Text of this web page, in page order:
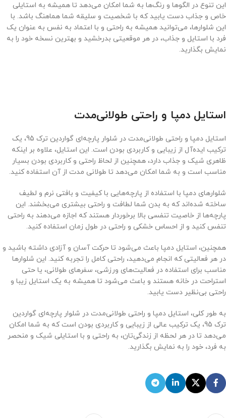
این تنوع در الگوها و رنگ‌ها به شما امکان می‌دهد تا همیشه به استایلی
خاص و جذاب دست یابید که با شخصیت و سلیقه شما هماهنگ باشد. با
این شلوارها، می‌توانید همیشه به راحتی و با اعتماد به نفس به عنوان یک
فرد با استایل و جذاب، در هر موقعیتی بدرخشید و بهترین نسخه خود را به
نمایش بگذارید.
استایل دمپا و راحتی طولانی‌مدت
استایل دمپا و راحتی طولانی‌مدت در شلوار پارچه‌ای گواردین ترک 95، یک
ترکیب ایده‌آل از زیبایی و کاربردی بودن است. این استایل، علاوه بر اینکه
ظاهری شیک و جذاب دارد، همچنین از لحاظ راحتی و کاربردی بودن بسیار
مناسب است و به شما امکان می‌دهد تا طولانی مدت از آن استفاده کنید.
شلوارهای دمپا با استفاده از پارچه‌هایی با کیفیت و بافتی نرم و لطیف
ساخته شده‌اند که به بدن شما لطافت و راحتی بیشتری می‌بخشند. این
پارچه‌ها از خاصیت تنفسی بالا برخوردار هستند که اجازه می‌دهند به راحتی
تنفس کنید و از احساس خشکی و راحتی در طول زمان استفاده کنید.
همچنین، استایل دمپا باعث می‌شود تا حرکت آسان و آزادی داشته باشید و
در هر فعالیتی که انجام می‌دهید، راحتی کامل را تجربه کنید. این شلوارها
مناسب برای استفاده در فعالیت‌های ورزشی، سفرهای طولانی، یا حتی
استراحت در خانه هستند و باعث می‌شود تا همیشه به یک استایل زیبا و
راحتی بی‌نظیر دست یابید.
به طور کلی، استایل دمپا و راحتی طولانی‌مدت در شلوار پارچه‌ای گواردین
ترک 95، یک ترکیب عالی از زیبایی و کاربردی بودن است که به شما امکان
می‌دهد تا در هر لحظه از زندگی‌تان، به راحتی و با استایلی شیک و منحصر
به فرد، خود را به نمایش بگذارید.